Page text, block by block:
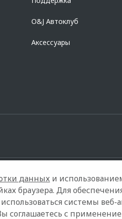
O&J Автоклуб
Аксессуары
Правовая информация
данных и
браузера. Для
системы
соглашаетесь с